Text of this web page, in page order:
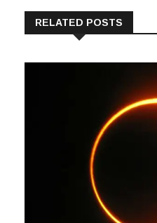
RELATED POSTS